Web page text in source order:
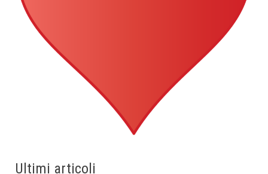
Ultimi articoli